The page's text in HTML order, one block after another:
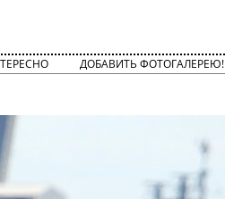
ДОБАВИТЬ ФОТОГАЛЕРЕЮ!